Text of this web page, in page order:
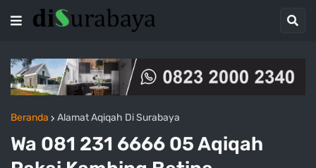
Beranda Alamat Aqiqah Di Surabaya
Wa 081 231 6666 05 Aqiqah